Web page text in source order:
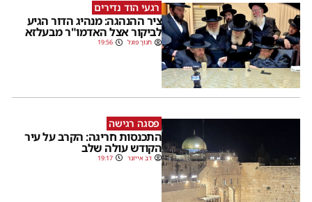
רגעי הוד נדירים
ציר ההנהגה: מנהיג הדור הגיע
לביקור אצל האדמו"ר מבעלזא
חנוך פוגל 19:56
פסגה רגישה
התכנסות חריגה: הקרב על עיר
הקודש עולה שלב
דב אייזנר 19:17